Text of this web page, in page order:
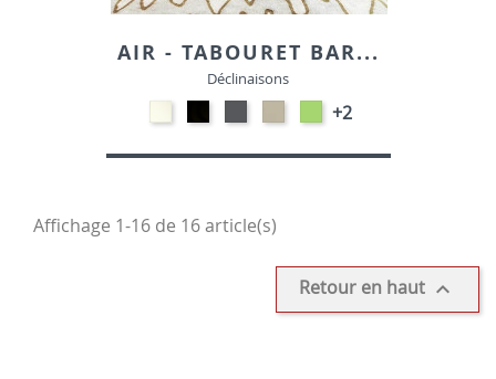
AIR - TABOURET BAR...
Déclinaisons
BlancNoir
Polypropylène
Gris
Polypropylène
Taupe
Polypropylène
Vert
+2
Affichage 1-16 de 16 article(s)
Retour en haut 